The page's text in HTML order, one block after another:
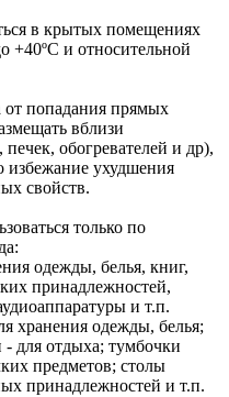
в крытых помещениях
+40ºС и относительной
попадания прямых
вблизи
обогревателей и др),
избежание ухудшения
свойств.
только по
одежды, белья, книг,
принадлежностей,
и т.п.
хранения одежды, белья;
- для отдыха; тумбочки
предметов; столы
принадлежностей и т.п.